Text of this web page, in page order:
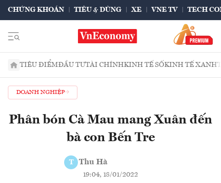
CHỨNG KHOÁN TIÊU & DÙNG XE VNE TV TECH
TIÊU ĐIỂMĐẦU TƯTÀI CHÍNHKINH TẾ SỐKINH TẾ XANH
DOANH NGHIỆP
Phân bón Cà Mau mang Xuân đến
bà con Bến Tre
T Thu Hà
19:04, 18/01/2022